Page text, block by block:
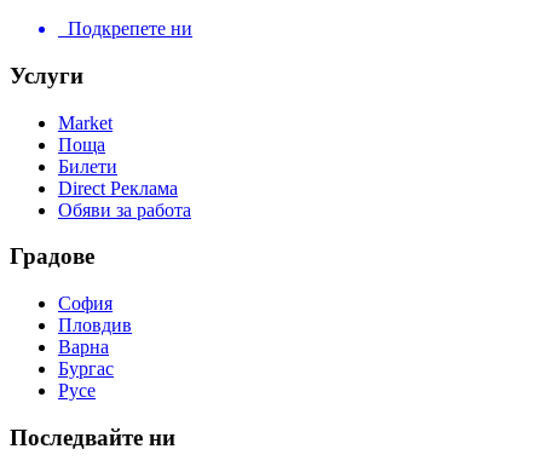
Подкрепете ни
Услуги
Market
Поща
Билети
Direct Реклама
Обяви за работа
Градове
София
Пловдив
Варна
Бургас
Русе
Последвайте ни